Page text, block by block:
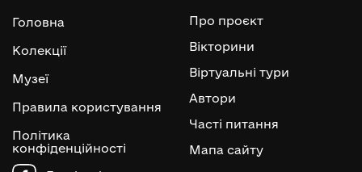
Головна
Колекції
Музеї
Правила користування
Політика
конфіденційності
Про проєкт
Вікторини
Віртуальні тури
Автори
Часті питання
Мапа сайту